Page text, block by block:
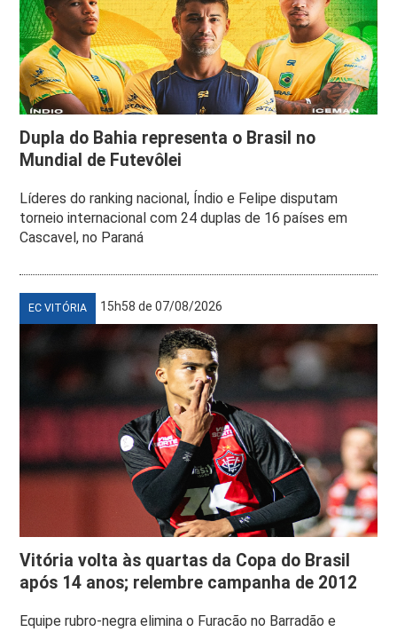
Dupla do Bahia representa o Brasil no
Mundial de Futevôlei
Líderes do ranking nacional, Índio e Felipe disputam
torneio internacional com 24 duplas de 16 países em
Cascavel, no Paraná
EC VITÓRIA 15h58 de 07/08/2026
Vitória volta às quartas da Copa do Brasil
após 14 anos; relembre campanha de 2012
Equipe rubro-negra elimina o Furacão no Barradão e